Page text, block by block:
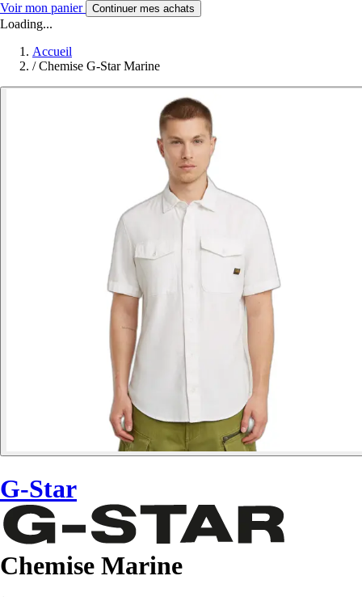
Voir mon panier Continuer mes achats
Loading...
Accueil
/ Chemise G-Star Marine
G-Star
Chemise Marine